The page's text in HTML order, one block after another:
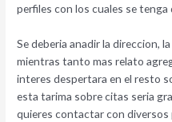
perfiles con los cuales se tenga
Se deberia anadir la direccion,
mientras tanto mas relato
interes despertara en el resto
esta tarima sobre citas seri­a
quieres contactar con diversos